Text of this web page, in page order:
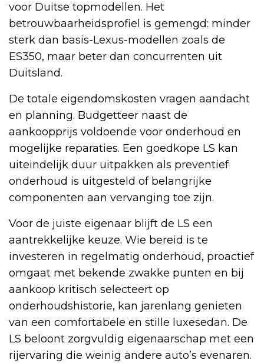
voor Duitse topmodellen. Het
betrouwbaarheidsprofiel is gemengd: minder
sterk dan basis-Lexus-modellen zoals de
ES350, maar beter dan concurrenten uit
Duitsland.
De totale eigendomskosten vragen aandacht
en planning. Budgetteer naast de
aankoopprijs voldoende voor onderhoud en
mogelijke reparaties. Een goedkope LS kan
uiteindelijk duur uitpakken als preventief
onderhoud is uitgesteld of belangrijke
componenten aan vervanging toe zijn.
Voor de juiste eigenaar blijft de LS een
aantrekkelijke keuze. Wie bereid is te
investeren in regelmatig onderhoud, proactief
omgaat met bekende zwakke punten en bij
aankoop kritisch selecteert op
onderhoudshistorie, kan jarenlang genieten
van een comfortabele en stille luxesedan. De
LS beloont zorgvuldig eigenaarschap met een
rijervaring die weinig andere auto’s evenaren.